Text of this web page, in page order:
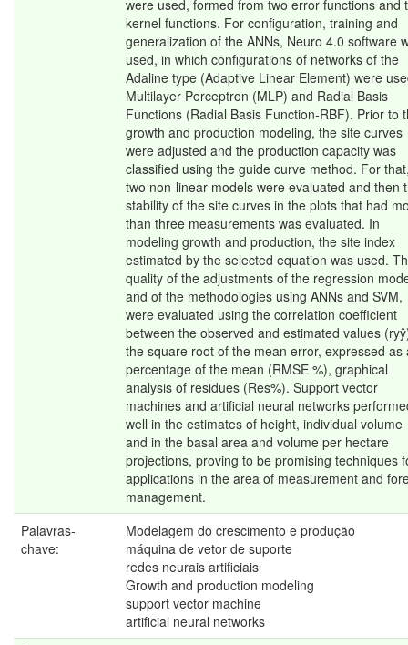
were used, formed from two error functions and
kernel functions. For configuration, training and
generalization of the ANNs, Neuro 4.0 software
used, in which configurations of networks of the
Adaline type (Adaptive Linear Element) were
Multilayer Perceptron (MLP) and Radial Basis
Functions (Radial Basis Function-RBF). Prior to
growth and production modeling, the site curves
were adjusted and the production capacity was
classified using the guide curve method. For
two non-linear models were evaluated and then
stability of the site curves in the plots that had
than three measurements was evaluated. In
modeling growth and production, the site index
estimated by the selected equation was used.
quality of the adjustments of the regression
and of the methodologies using ANNs and SVM,
were evaluated using the correlation coefficient
between the observed and estimated values
the square root of the mean error, expressed as
percentage of the mean (RMSE %), graphical
analysis of residues (Res%). Support vector
machines and artificial neural networks
well in the estimates of height, individual volume
and in the basal area and volume per hectare
projections, proving to be promising techniques
applications in the area of measurement and
management.
Palavras-
chave:
Modelagem do crescimento e produção
máquina de vetor de suporte
redes neurais artificiais
Growth and production modeling
support vector machine
artificial neural networks